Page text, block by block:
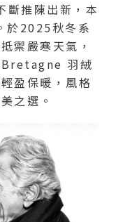
推陳出新，本
2025秋冬系
禦嚴寒天氣，
Bretagne 羽絨
盈保暖，風格
之選。